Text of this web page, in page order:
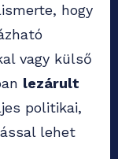
hogy
vagy külső
lezárult
politikai,
lehet